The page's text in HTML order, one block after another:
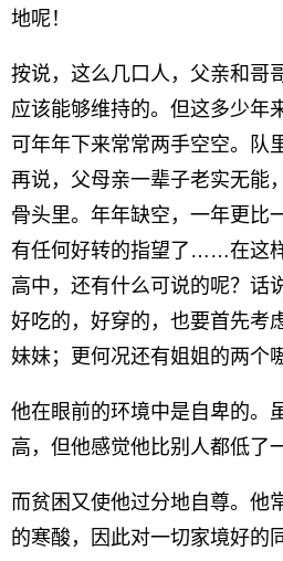
地呢！
按说，这么几口人，父亲和哥
应该能够维持的。但这多少年
可年年下来常常两手空空。队
再说，父母亲一辈子老实无能
骨头里。年年缺空，一年更比
有任何好转的指望了……在这
高中，还有什么可说的呢？话
好吃的，好穿的，也要首先考
妹妹；更何况还有姐姐的两个
他在眼前的环境中是自卑的。
高，但他感觉他比别人都低了
而贫困又使他过分地自尊。他
的寒酸，因此对一切家境好的